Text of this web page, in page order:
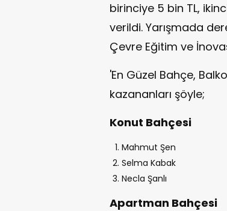
birinciye 5 bin TL,
verildi. Yarışmada
Çevre Eğitim ve
'En Güzel Bahçe,
kazananları şöyle;
Konut Bahçesi
Mahmut Şen
Selma Kabak
Necla Şanlı
Apartman Bahçesi